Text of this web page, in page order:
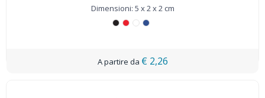
Dimensioni: 5 x 2 x 2 cm
€ 2,26